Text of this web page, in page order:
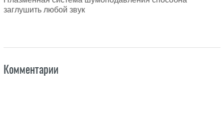
заглушить любой звук
Комментарии